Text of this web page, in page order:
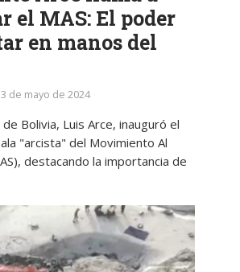
el MAS: El poder
en manos del
3 de mayo de 2024
Bolivia, Luis Arce, inauguró el
"arcista" del Movimiento Al
destacando la importancia de